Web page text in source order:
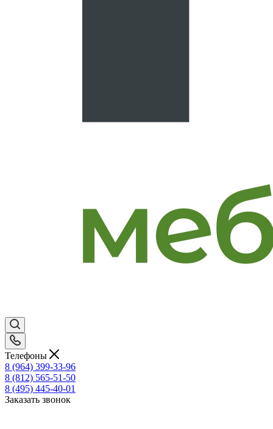
Телефоны
8 (964) 399-33-96
8 (812) 565-51-50
8 (495) 445-40-01
Заказать звонок